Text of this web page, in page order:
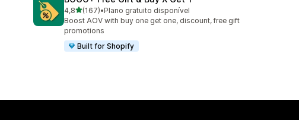
4,8de 5 estrelas
(167)
167 total de avaliações
•Plano gratuito disponível
Boost AOV with buy one get one, discount, free gift
promotions
Built for Shopify